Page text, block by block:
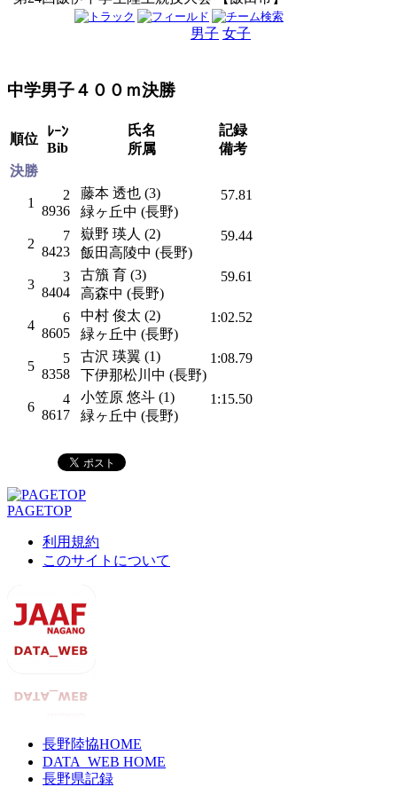
男子 女子
中学男子４００ｍ決勝
順位
ﾚｰﾝ
Bib
氏名
所属
記録
備考
決勝
1
2
8936
藤本 透也 (3)
緑ヶ丘中 (長野)
57.81
2
7
8423
嶽野 瑛人 (2)
飯田高陵中 (長野)
59.44
3
3
8404
古籏 育 (3)
高森中 (長野)
59.61
4
6
8605
中村 俊太 (2)
緑ヶ丘中 (長野)
1:02.52
5
5
8358
古沢 瑛翼 (1)
下伊那松川中 (長野)
1:08.79
6
4
8617
小笠原 悠斗 (1)
緑ヶ丘中 (長野)
1:15.50
PAGETOP
利用規約
このサイトについて
長野陸協HOME
DATA_WEB HOME
長野県記録